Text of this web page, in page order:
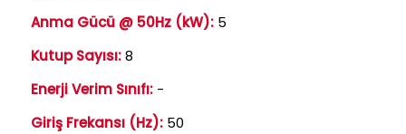
Anma Gücü @ 50Hz (kW): 5
Kutup Sayısı:8
Enerji Verim Sınıfı: -
Giriş Frekansı (Hz): 50